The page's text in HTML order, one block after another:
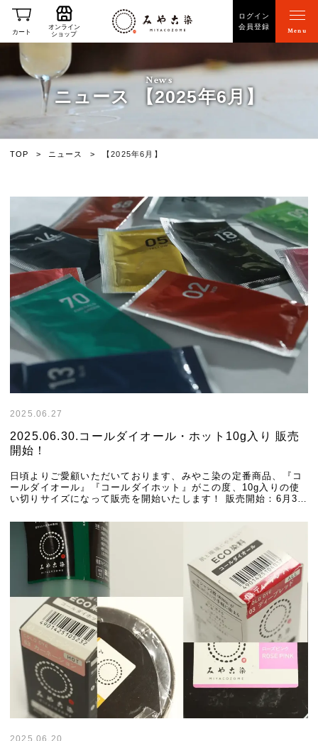
カート
オンライン
ショップ
ログイン
会員登録
Menu
News
ニュース 【2025年6月】
TOP ニュース 【2025年6月】
2025.06.27
2025.06.30.コールダイオール・ホット10g入り 販売
開始！
日頃よりご愛顧いただいております、みやこ染の定番商品、『コ
ールダイオール』『コールダイホット』がこの度、10g入りの使
い切りサイズになって販売を開始いたします！ 販売開始：6月30